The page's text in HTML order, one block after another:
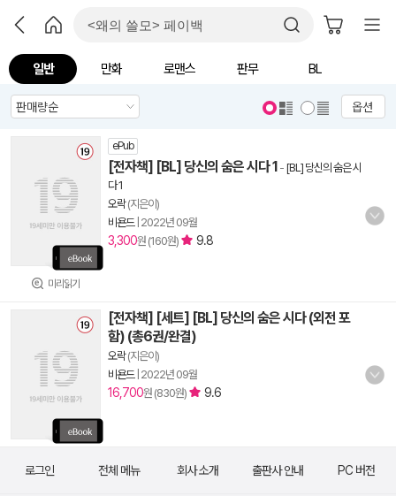
일반 만화 로맨스 판무 BL
옵션
미리읽기
ePub
[전자책] [BL] 당신의 숨은 시다 1 - [BL] 당신의 숨은 시
다 1
오락(지은이)
비욘드| 2022년 09월
3,300원 (160원) 9.8
[전자책] [세트] [BL] 당신의 숨은 시다 (외전 포
함) (총6권/완결)
오락(지은이)
비욘드| 2022년 09월
16,700원 (830원) 9.6
로그인 전체 메뉴 회사 소개 출판사 안내 PC 버전